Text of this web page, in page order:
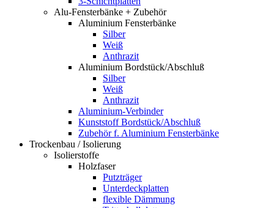
Alu-Fensterbänke + Zubehör
Aluminium Fensterbänke
Silber
Weiß
Anthrazit
Aluminium Bordstück/Abschluß
Silber
Weiß
Anthrazit
Aluminium-Verbinder
Kunststoff Bordstück/Abschluß
Zubehör f. Aluminium Fensterbänke
Trockenbau / Isolierung
Isolierstoffe
Holzfaser
Putzträger
Unterdeckplatten
flexible Dämmung